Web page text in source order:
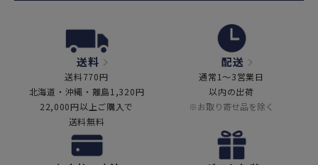
送料
送料770円
北海道・沖縄・離島1,320円
22,000円以上ご購入で
送料無料
配送
通常1～3営業日
以内の出荷
※お取り寄せ品を除く